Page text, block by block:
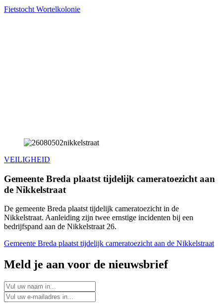
Fietstocht Wortelkolonie
VEILIGHEID
Gemeente Breda plaatst tijdelijk cameratoezicht aan
de Nikkelstraat
De gemeente Breda plaatst tijdelijk cameratoezicht in de
Nikkelstraat. Aanleiding zijn twee ernstige incidenten bij een
bedrijfspand aan de Nikkelstraat 26.
Gemeente Breda plaatst tijdelijk cameratoezicht aan de Nikkelstraat
Meld je aan voor de nieuwsbrief